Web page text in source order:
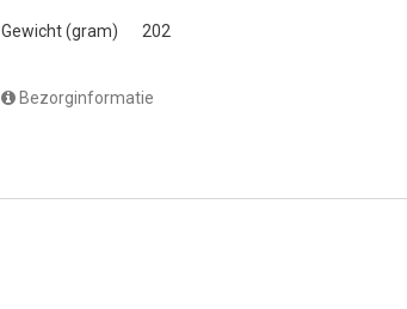
Gewicht (gram) 202
Bezorginformatie